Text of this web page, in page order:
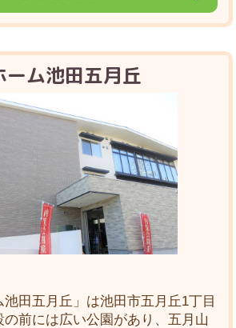
ーム池田五月丘
池田五月丘」は池田市五月丘1丁目
前には広い公園があり、五月山